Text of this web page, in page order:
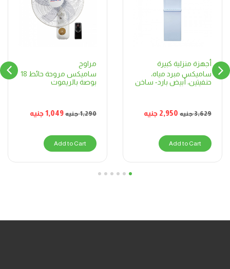
أجهزة منزلية كبيرة
ساميكس مبرد مياه،
حنفيتين، أبيض بارد- ساخن
3,629جنيه 2,950 جنيه
Add to Cart
مراوح
ساميكس مروحة حائط 18
بوصة بالريموت
1,290جنيه 1,049جنيه
Add to Cart
1
2